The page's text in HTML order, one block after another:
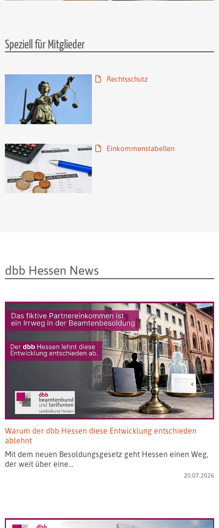
Speziell für Mitglieder
Rechtsschutz
Einkommenstabellen
dbb Hessen News
Warum der dbb Hessen diese Entwicklung entschieden
ablehnt
Mit dem neuen Besoldungsgesetz geht Hessen einen Weg,
der weit über eine…
20.07.2026